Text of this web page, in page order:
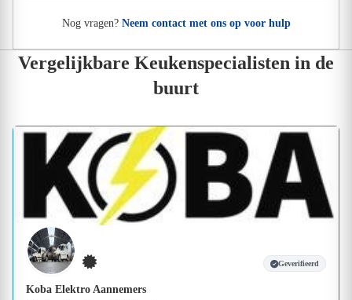
Nog vragen? Neem contact met ons op voor hulp
Vergelijkbare Keukenspecialisten in de
buurt
Geverifieerd
Koba Elektro Aannemers